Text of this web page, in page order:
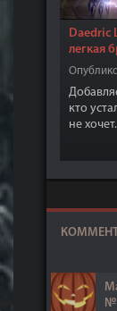
Daedric
легкая
кто
не хочет.